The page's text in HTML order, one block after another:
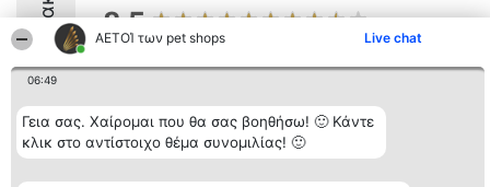
ΑΕΤΟΊ των pet shops Live chat
06:49
Γεια σας. Χαίρομαι που θα σας βοηθήσω! 🙂 Κάντε
κλικ στο αντίστοιχο θέμα συνομιλίας! 🙂
8.5
Διοργανωτής της
κατάταξης
BEAUTIFUL COMPANY
Κατάταξη
Διακριθέντες
Λίστα όλων
Επικοινωνία